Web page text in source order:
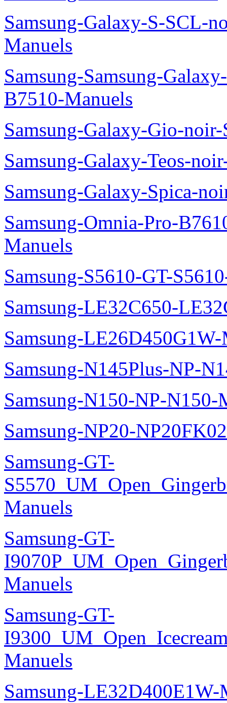
Samsung-Galaxy-S-SCL-
Manuels
Samsung-Samsung-
B7510-Manuels
Samsung-Galaxy-Gio-
Samsung-Galaxy-Teos-
Samsung-Galaxy-Spica-
Samsung-Omnia-Pro-
Manuels
Samsung-S5610-GT-
Samsung-LE32C650-
Samsung-LE26D450G1W-
Samsung-N145Plus-NP-
Samsung-N150-NP-N150-
Samsung-NP20-
Samsung-GT-
Manuels
Samsung-GT-
Manuels
Samsung-GT-
Manuels
Samsung-LE32D400E1W-